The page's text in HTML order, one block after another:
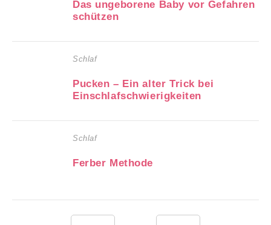
Das ungeborene Baby vor Gefahren
schützen
Schlaf
Pucken – Ein alter Trick bei
Einschlafschwierigkeiten
Schlaf
Ferber Methode